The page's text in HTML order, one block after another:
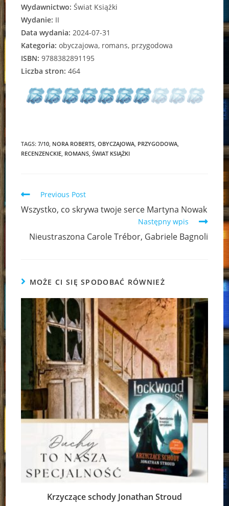
Wydawnictwo: Świat Książki
Wydanie: II
Data wydania: 2024-07-31
Kategoria: obyczajowa, romans, przygodowa
ISBN: 9788382891195
Liczba stron: 464
TAGS:7/10 NORA ROBERTS OBYCZAJOWA PRZYGODOWA
RECENZENCKIE ROMANS ŚWIAT KSIĄŻKI
Read
articles
Previous Post
Wszystko, co skrywa twoje serce Martyna Nowak
Następny wpis
Nieustraszona Carole Trébor, Gabriele Bagnoli
MOŻE CI SIĘ SPODOBAĆ RÓWNIEŻ
Krzyczące schody Jonathan Stroud